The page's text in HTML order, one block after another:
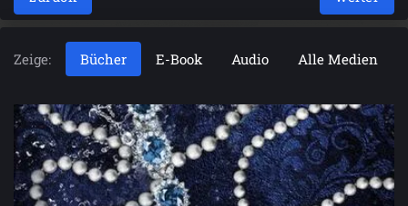
Zeige: Bücher E-Book Audio Alle Medien